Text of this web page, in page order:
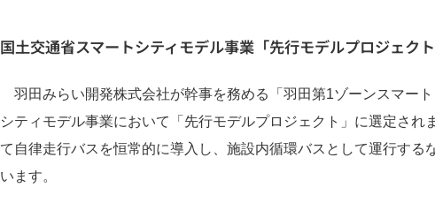
国土交通省スマートシティモデル事業「先行モデルプロジェク
羽田みらい開発株式会社が幹事を務める「羽田第1ゾーンスマー
シティモデル事業において「先行モデルプロジェクト」に選定され
て自律走行バスを恒常的に導入し、施設内循環バスとして運行する
います。